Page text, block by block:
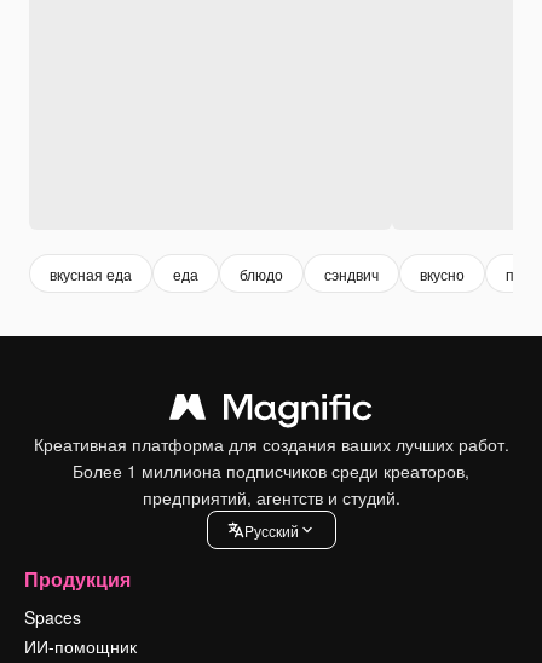
вкусная еда еда блюдо сэндвич вкусно
Креативная платформа для создания ваших лучших работ.
Более 1 миллиона подписчиков среди креаторов,
предприятий, агентств и студий.
Pусский
Продукция
Spaces
ИИ-помощник